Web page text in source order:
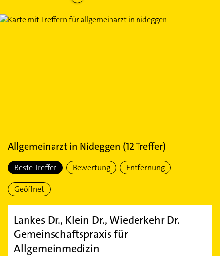
Allgemeinarztin Nideggen (12Treffer)
Beste Treffer Bewertung Entfernung
Geöffnet
Lankes Dr., Klein Dr., Wiederkehr Dr.
Gemeinschaftspraxis für
Allgemeinmedizin